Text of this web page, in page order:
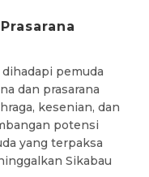
pemuda
dan prasarana
kesenian, dan
potensi
yang terpaksa
Sikabau